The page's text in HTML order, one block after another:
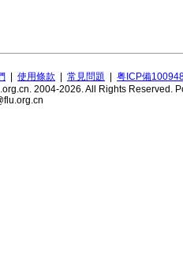
使用條款 常見問題
粤ICP備
2004-2026. All Rights Reserved.